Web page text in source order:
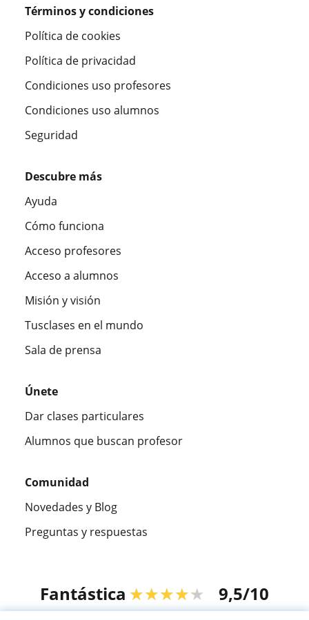
Términos y condiciones
Política de cookies
Política de privacidad
Condiciones uso profesores
Condiciones uso alumnos
Seguridad
Descubre más
Ayuda
Cómo funciona
Acceso profesores
Acceso a alumnos
Misión y visión
Tusclases en el mundo
Sala de prensa
Únete
Dar clases particulares
Alumnos que buscan profesor
Comunidad
Novedades y Blog
Preguntas y respuestas
Fantástica ★★★★★ 9,5/10